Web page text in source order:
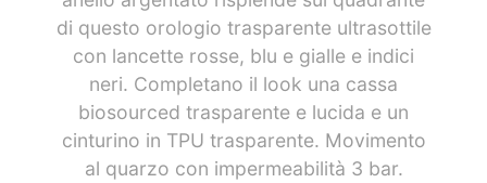
di questo orologio trasparente ultrasottile
con lancette rosse, blu e gialle e indici
neri. Completano il look una cassa
biosourced trasparente e lucida e un
cinturino in TPU trasparente. Movimento
al quarzo con impermeabilità 3 bar.